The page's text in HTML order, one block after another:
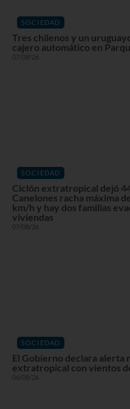
SOCIEDAD
Tres chilenos y un
cajero automático en
07/08/26
SOCIEDAD
Ciclón extratropical dejó
Canelones racha máxima
km/h y hay dos familias
viviendas
07/08/26
SOCIEDAD
El Gobierno declara alerta
extratropical con vientos
06/08/26